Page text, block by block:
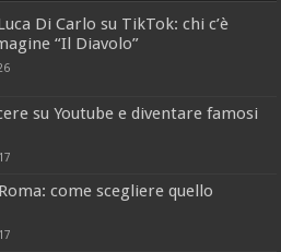
Di Carlo su TikTok: chi c’è
“Il Diavolo”
su Youtube e diventare famosi
come scegliere quello